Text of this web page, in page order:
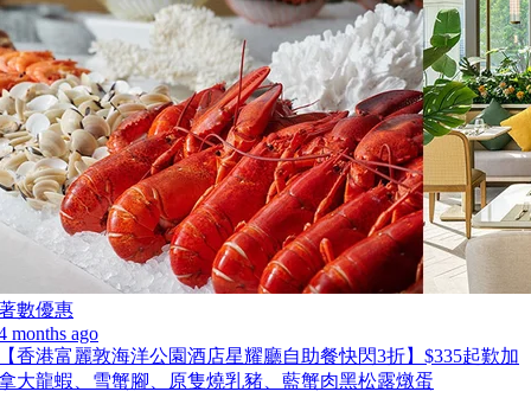
數優惠
months ago
香港富麗敦海洋公園酒店星耀廳自助餐快閃3折】$335起歎加
大龍蝦、雪蟹腳、原隻燒乳豬、藍蟹肉黑松露燉蛋